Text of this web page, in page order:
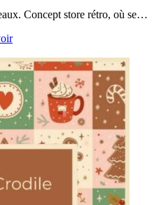
Concept store rétro, où se…